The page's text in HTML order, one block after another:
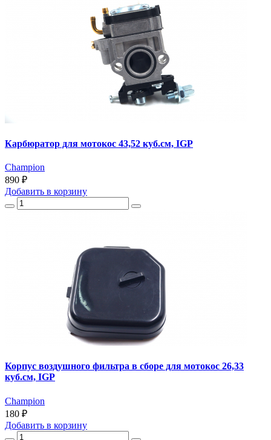
Карбюратор для мотокос 43,52 куб.см, IGP
Champion
890 ₽
Добавить в корзину
Корпус воздушного фильтра в сборе для мотокос 26,33
куб.см, IGP
Champion
180 ₽
Добавить в корзину